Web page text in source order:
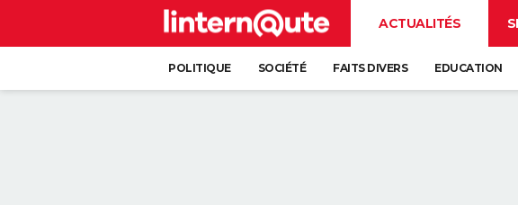
ACTUALITÉS
POLITIQUE SOCIÉTÉ FAITS DIVERS EDUCATION